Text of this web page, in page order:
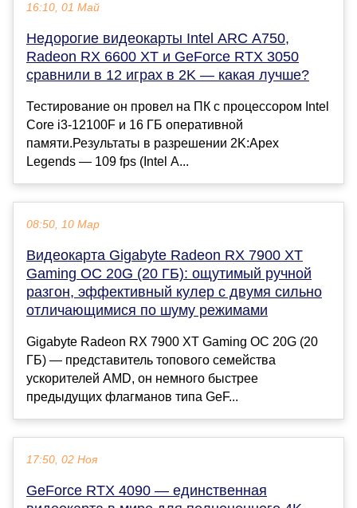
16:10, 01 Май
Недорогие видеокарты Intel ARC A750,
Radeon RX 6600 XT и GeForce RTX 3050
сравнили в 12 играх в 2K — какая лучше?
Тестирование он провел на ПК с процессором Intel
Core i3-12100F и 16 ГБ оперативной
памяти.Результаты в разрешении 2K:Apex
Legends — 109 fps (Intel A...
08:50, 10 Мар
Видеокарта Gigabyte Radeon RX 7900 XT
Gaming OC 20G (20 ГБ): ощутимый ручной
разгон, эффективный кулер с двумя сильно
отличающимися по шуму режимами
Gigabyte Radeon RX 7900 XT Gaming OC 20G (20
ГБ) — представитель топового семейства
ускорителей AMD, он немного быстрее
предыдущих флагманов типа GeF...
17:50, 02 Ноя
GeForce RTX 4090 — единственная